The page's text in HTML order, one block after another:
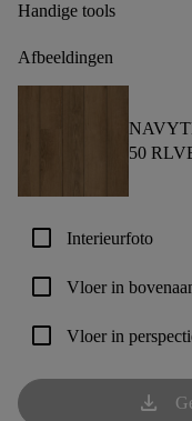
Handige tools
Afbeeldingen
50
check_box_outline_blank Interieurfoto
check_box_outline_blank Vloer in
check_box_outline_blank Vloer in
download